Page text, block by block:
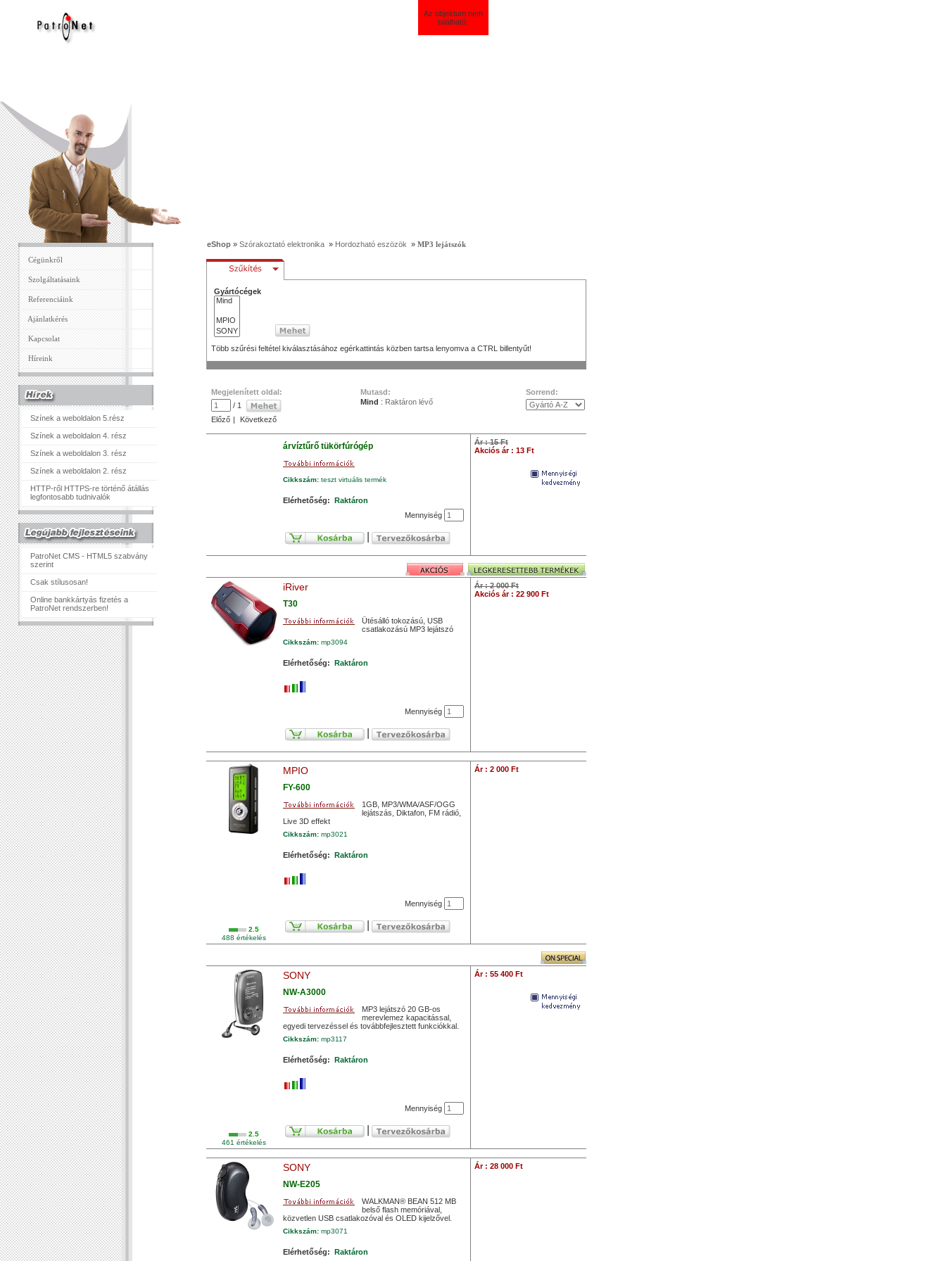
Az objektum nem
található:
Cégünkről
Szolgáltatásaink
Referenciáink
Ajánlatkérés
Kapcsolat
Híreink
Színek a weboldalon 5.rész
Színek a weboldalon 4. rész
Színek a weboldalon 3. rész
Színek a weboldalon 2. rész
HTTP-ről HTTPS-re történő átállás
legfontosabb tudnivalók
PatroNet CMS - HTML5 szabvány
szerint
Csak stílusosan!
Online bankkártyás fizetés a
PatroNet rendszerben!
eShop » Szórakoztató elektronika » Hordozható eszözök » MP3 lejátszók
Gyártócégek
Több szűrési feltétel kiválasztásához egérkattintás közben tartsa lenyomva a CTRL billentyűt!
Megjelenített oldal:
/ 1
Előző | Következő
Mutasd:
Mind : Raktáron lévő
Sorrend:
árvíztűrő tükörfúrógép
Cikkszám: teszt virtuális termék
Elérhetőség: Raktáron
Mennyiség
Ár : 15 Ft
Akciós ár : 13 Ft
iRiver
T30
Ütésálló tokozású, USB
csatlakozású MP3 lejátszó
Cikkszám: mp3094
Elérhetőség: Raktáron
Mennyiség
Ár : 2 000 Ft
Akciós ár : 22 900 Ft
2.5
488 értékelés
MPIO
FY-600
1GB, MP3/WMA/ASF/OGG
lejátszás, Diktafon, FM rádió,
Live 3D effekt
Cikkszám: mp3021
Elérhetőség: Raktáron
Mennyiség
Ár : 2 000 Ft
2.5
461 értékelés
SONY
NW-A3000
MP3 lejátszó 20 GB-os
merevlemez kapacitással,
egyedi tervezéssel és továbbfejlesztett funkciókkal.
Cikkszám: mp3117
Elérhetőség: Raktáron
Mennyiség
Ár : 55 400 Ft
SONY
NW-E205
WALKMAN® BEAN 512 MB
belső flash memóriával,
közvetlen USB csatlakozóval és OLED kijelzővel.
Cikkszám: mp3071
Elérhetőség: Raktáron
Ár : 28 000 Ft